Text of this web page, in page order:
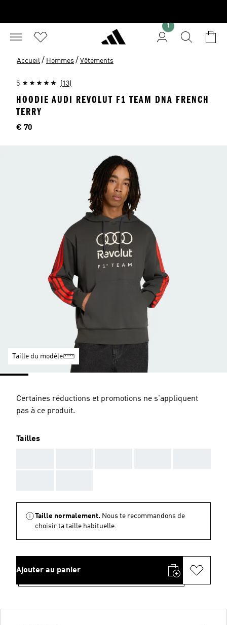
1
Accueil / Hommes / Vêtements
5 (13)
HOODIE AUDI REVOLUT F1 TEAM DNA FRENCH
TERRY
Price
€ 70
Taille du modèle
Certaines réductions et promotions ne s'appliquent
pas à ce produit.
Tailles
Taille normalement. Nous te recommandons de
choisir ta taille habituelle.
Ajouter au panier